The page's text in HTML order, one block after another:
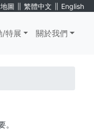
圖 ∥ 繁體中文 ∥ English
/特展 關於我們